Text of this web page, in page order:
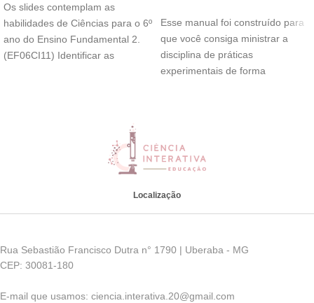
Os slides contemplam as
habilidades de Ciências para o 6º
ano do Ensino Fundamental 2.
(EF06CI11) Identificar as
Esse manual foi construído para
que você consiga ministrar a
disciplina de práticas
experimentais de forma
Localização
Rua Sebastião Francisco Dutra n° 1790 | Uberaba - MG
CEP: 30081-180
E-mail que usamos: ciencia.interativa.20@gmail.com